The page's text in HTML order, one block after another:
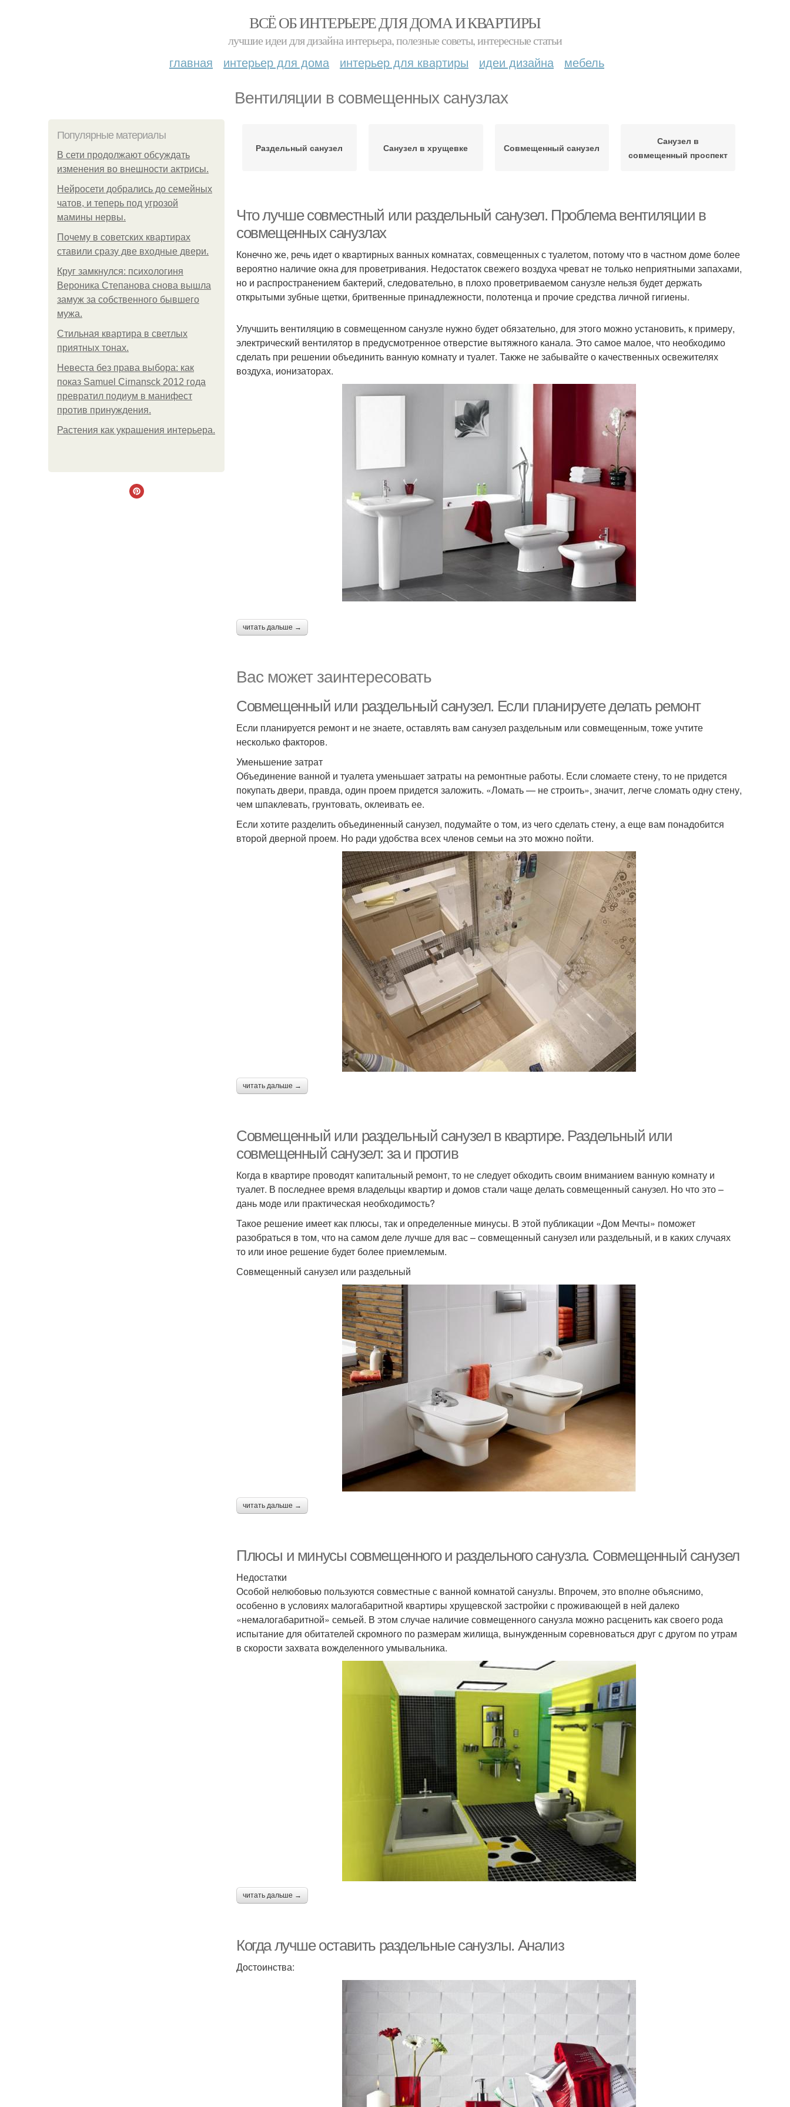
ВСЁ ОБ ИНТЕРЬЕРЕ ДЛЯ ДОМА И КВАРТИРЫ
лучшие идеи для дизайна интерьера, полезные советы, интересные статьи
главная интерьер для дома интерьер для квартиры идеи дизайна мебель
Вентиляции в совмещенных санузлах
Популярные материалы
В сети продолжают обсуждать
изменения во внешности актрисы.
Нейросети добрались до семейных
чатов, и теперь под угрозой
мамины нервы.
Почему в советских квартирах
ставили сразу две входные двери.
Круг замкнулся: психологиня
Вероника Степанова снова вышла
замуж за собственного бывшего
мужа.
Стильная квартира в светлых
приятных тонах.
Невеста без права выбора: как
показ Samuel Cirnansck 2012 года
превратил подиум в манифест
против принуждения.
Растения как украшения интерьера.
Раздельный санузел Санузел в хрущевке Совмещенный санузел
Санузел в
совмещенный проспект
Что лучше совместный или раздельный санузел. Проблема вентиляции в
совмещенных санузлах
Конечно же, речь идет о квартирных ванных комнатах, совмещенных с туалетом, потому что в частном доме более
вероятно наличие окна для проветривания. Недостаток свежего воздуха чреват не только неприятными запахами,
но и распространением бактерий, следовательно, в плохо проветриваемом санузле нельзя будет держать
открытыми зубные щетки, бритвенные принадлежности, полотенца и прочие средства личной гигиены.
Улучшить вентиляцию в совмещенном санузле нужно будет обязательно, для этого можно установить, к примеру,
электрический вентилятор в предусмотренное отверстие вытяжного канала. Это самое малое, что необходимо
сделать при решении объединить ванную комнату и туалет. Также не забывайте о качественных освежителях
воздуха, ионизаторах.
читать дальше →
Вас может заинтересовать
Cовмещенный или раздельный санузел. Если планируете делать ремонт
Если планируется ремонт и не знаете, оставлять вам санузел раздельным или совмещенным, тоже учтите
несколько факторов.
Уменьшение затрат
Объединение ванной и туалета уменьшает затраты на ремонтные работы. Если сломаете стену, то не придется
покупать двери, правда, один проем придется заложить. «Ломать — не строить», значит, легче сломать одну стену,
чем шпаклевать, грунтовать, оклеивать ее.
Если хотите разделить объединенный санузел, подумайте о том, из чего сделать стену, а еще вам понадобится
второй дверной проем. Но ради удобства всех членов семьи на это можно пойти.
читать дальше →
Совмещенный или раздельный санузел в квартире. Раздельный или
совмещенный санузел: за и против
Когда в квартире проводят капитальный ремонт, то не следует обходить своим вниманием ванную комнату и
туалет. В последнее время владельцы квартир и домов стали чаще делать совмещенный санузел. Но что это –
дань моде или практическая необходимость?
Такое решение имеет как плюсы, так и определенные минусы. В этой публикации «Дом Мечты» поможет
разобраться в том, что на самом деле лучше для вас – совмещенный санузел или раздельный, и в каких случаях
то или иное решение будет более приемлемым.
Совмещенный санузел или раздельный
читать дальше →
Плюсы и минусы совмещенного и раздельного санузла. Совмещенный санузел
Недостатки
Особой нелюбовью пользуются совместные с ванной комнатой санузлы. Впрочем, это вполне объяснимо,
особенно в условиях малогабаритной квартиры хрущевской застройки с проживающей в ней далеко
«немалогабаритной» семьей. В этом случае наличие совмещенного санузла можно расценить как своего рода
испытание для обитателей скромного по размерам жилища, вынужденным соревноваться друг с другом по утрам
в скорости захвата вожделенного умывальника.
читать дальше →
Когда лучше оставить раздельные санузлы. Анализ
Достоинства: